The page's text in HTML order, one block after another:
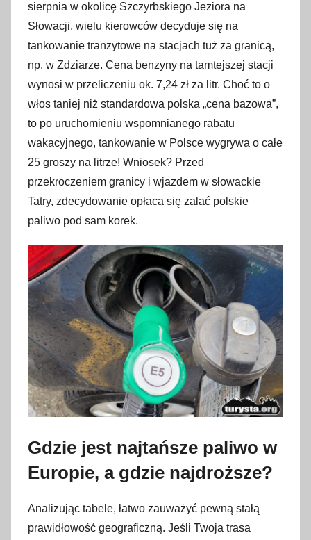
sierpnia w okolicę Szczyrbskiego Jeziora na
Słowacji, wielu kierowców decyduje się na
tankowanie tranzytowe na stacjach tuż za granicą,
np. w Zdziarze. Cena benzyny na tamtejszej stacji
wynosi w przeliczeniu ok. 7,24 zł za litr. Choć to o
włos taniej niż standardowa polska „cena bazowa”,
to po uruchomieniu wspomnianego rabatu
wakacyjnego, tankowanie w Polsce wygrywa o całe
25 groszy na litrze! Wniosek? Przed
przekroczeniem granicy i wjazdem w słowackie
Tatry, zdecydowanie opłaca się zalać polskie
paliwo pod sam korek.
Gdzie jest najtańsze paliwo w
Europie, a gdzie najdroższe?
Analizując tabele, łatwo zauważyć pewną stałą
prawidłowość geograficzną. Jeśli Twoja trasa